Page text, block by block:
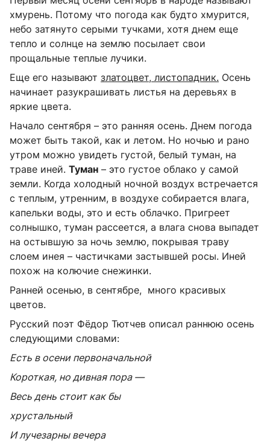
хмурень. Потому что погода как будто хмурится,
небо затянуто серыми тучками, хотя днем еще
тепло и солнце на землю посылает свои
прощальные теплые лучики.
Еще его называют златоцвет, листопадник. Осень
начинает разукрашивать листья на деревьях в
яркие цвета.
Начало сентября – это ранняя осень. Днем погода
может быть такой, как и летом. Но ночью и рано
утром можно увидеть густой, белый туман, на
траве иней. Туман – это густое облако у самой
земли. Когда холодный ночной воздух встречается
с теплым, утренним, в воздухе собирается влага,
капельки воды, это и есть облачко. Пригреет
солнышко, туман рассеется, а влага снова выпадет
на остывшую за ночь землю, покрывая траву
слоем инея – частичками застывшей росы. Иней
похож на колючие снежинки.
Ранней осенью, в сентябре, много красивых
цветов.
Русский поэт Фёдор Тютчев описал раннюю осень
следующими словами:
Есть в осени первоначальной
Короткая, но дивная пора —
Весь день стоит как бы
хрустальный
И лучезарны вечера